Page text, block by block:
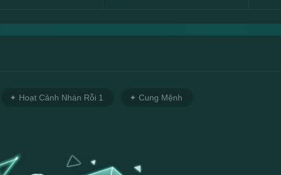
Hoạt Cảnh Nhàn Rỗi 1 Cung Mệnh